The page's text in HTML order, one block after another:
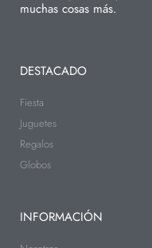
muchas cosas más.
DESTACADO
Fiesta
Juguetes
Regalos
Globos
INFORMACIÓN